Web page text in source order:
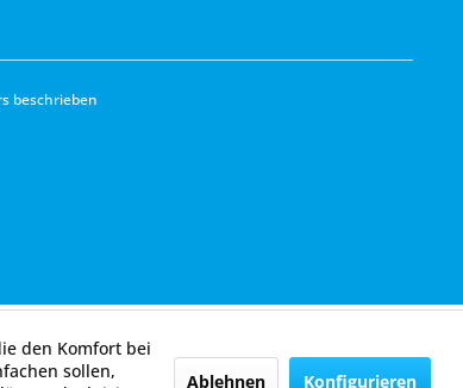
beschrieben
den Komfort bei
sollen,
Ablehnen Konfigurieren